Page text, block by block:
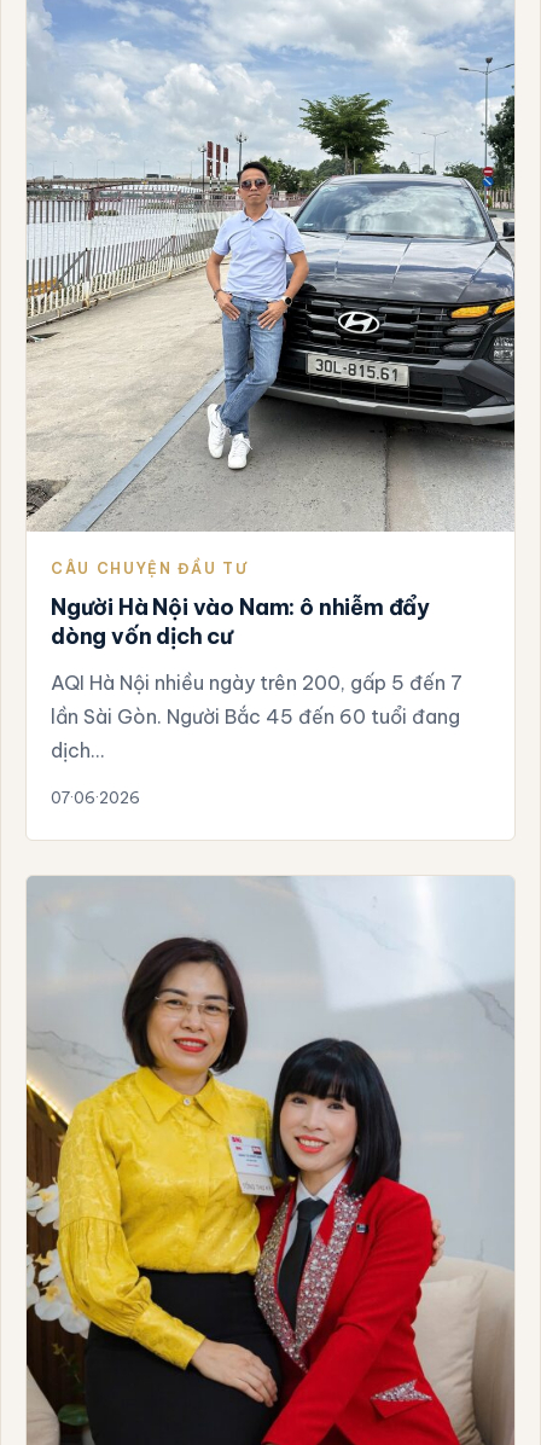
CÂU CHUYỆN ĐẦU TƯ
Người Hà Nội vào Nam: ô nhiễm đẩy
dòng vốn dịch cư
AQI Hà Nội nhiều ngày trên 200, gấp 5 đến 7
lần Sài Gòn. Người Bắc 45 đến 60 tuổi đang
dịch…
07·06·2026